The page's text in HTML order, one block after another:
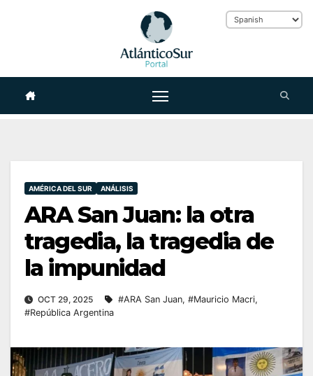
AMÉRICA DEL SUR ANÁLISIS
ARA San Juan: la otra
tragedia, la tragedia de
la impunidad
OCT 29, 2025 #ARA San Juan, #Mauricio Macri,
#República Argentina